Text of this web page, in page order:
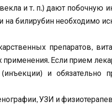
и т. п.) дают
на билирубин необходимо
препаратов,
применения. Если прием
и обязательно
УЗИ и